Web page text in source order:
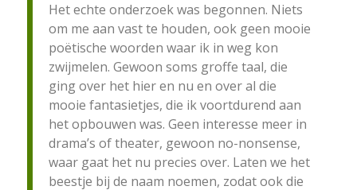
Het echte onderzoek was begonnen. Niets
om me aan vast te houden, ook geen mooie
poëtische woorden waar ik in weg kon
zwijmelen. Gewoon soms groffe taal, die
ging over het hier en nu en over al die
mooie fantasietjes, die ik voortdurend aan
het opbouwen was. Geen interesse meer in
drama’s of theater, gewoon no-nonsense,
waar gaat het nu precies over. Laten we het
beestje bij de naam noemen, zodat ook die